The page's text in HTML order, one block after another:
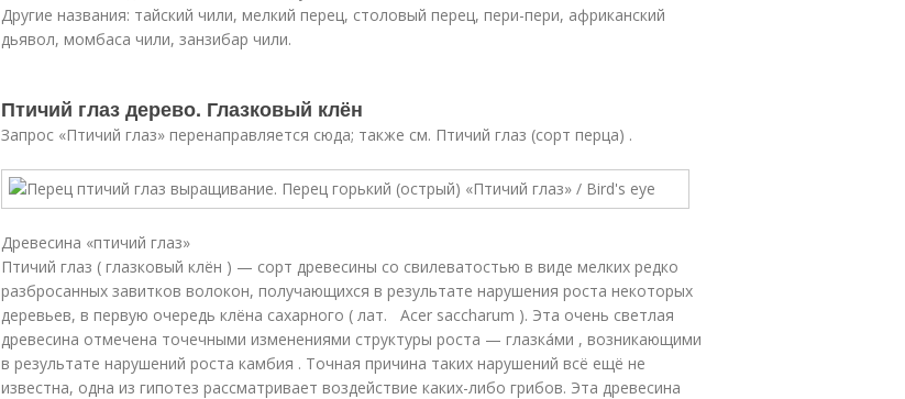
Другие названия: тайский чили, мелкий перец, столовый перец, пери-пери, африканский
дьявол, момбаса чили, занзибар чили.
Птичий глаз дерево. Глазковый клён
Запрос «Птичий глаз» перенаправляется сюда; также см. Птичий глаз (сорт перца) .
Древесина «птичий глаз»
Птичий глаз ( глазковый клён ) — сорт древесины со свилеватостью в виде мелких редко
разбросанных завитков волокон, получающихся в результате нарушения роста некоторых
деревьев, в первую очередь клёна сахарного ( лат. Acer saccharum ). Эта очень светлая
древесина отмечена точечными изменениями структуры роста — глазка́ми , возникающими
в результате нарушений роста камбия . Точная причина таких нарушений всё ещё не
известна, одна из гипотез рассматривает воздействие каких-либо грибов. Эта древесина